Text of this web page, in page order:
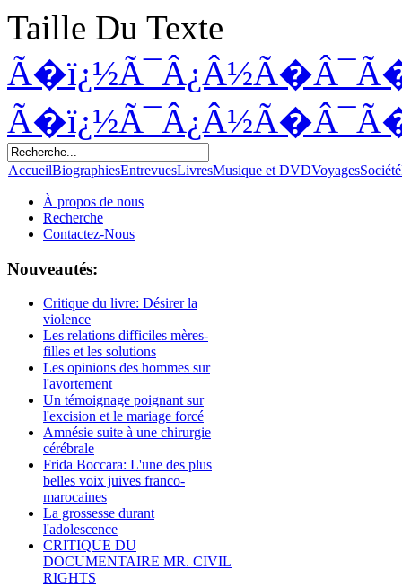
Taille Du Texte
AccueilBiographiesEntrevuesLivresMusique et DVDVoyagesSociété
À propos de nous
Recherche
Contactez-Nous
Nouveautés:
Critique du livre: Désirer la
violence
Les relations difficiles mères-
filles et les solutions
Les opinions des hommes sur
l'avortement
Un témoignage poignant sur
l'excision et le mariage forcé
Amnésie suite à une chirurgie
cérébrale
Frida Boccara: L'une des plus
belles voix juives franco-
marocaines
La grossesse durant
l'adolescence
CRITIQUE DU
DOCUMENTAIRE MR. CIVIL
RIGHTS